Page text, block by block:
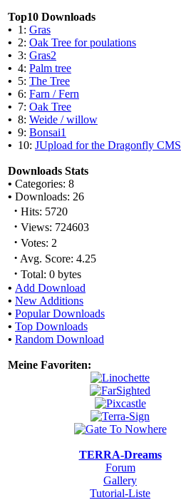
Top10 Downloads
• 1: Gras
• 2: Oak Tree for poulations
• 3: Gras2
• 4: Palm tree
• 5: The Tree
• 6: Farn / Fern
• 7: Oak Tree
• 8: Weide / willow
• 9: Bonsai1
• 10: JUpload for the Dragonfly CMS
Downloads Stats
• Categories: 8
• Downloads: 26
· Hits: 5720
· Views: 724603
· Votes: 2
· Avg. Score: 4.25
· Total: 0 bytes
• Add Download
• New Additions
• Popular Downloads
• Top Downloads
• Random Download
Meine Favoriten:
TERRA-Dreams
Forum
Gallery
Tutorial-Liste